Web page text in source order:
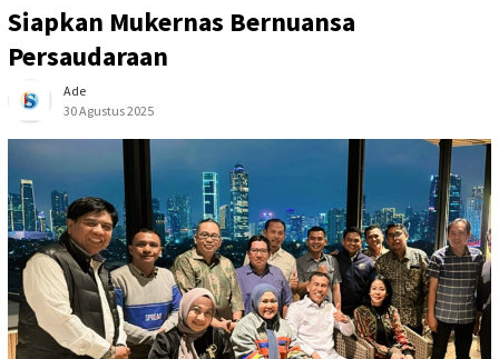
Siapkan Mukernas Bernuansa
Persaudaraan
Ade
30 Agustus 2025